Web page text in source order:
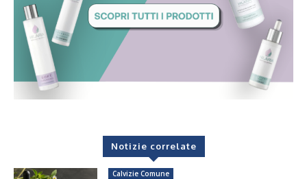
Notizie correlate
Calvizie Comune